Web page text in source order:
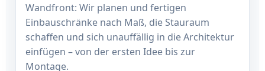
Wandfront: Wir planen und fertigen
Einbauschränke nach Maß, die Stauraum
schaffen und sich unauffällig in die Architektur
einfügen – von der ersten Idee bis zur
Montage.